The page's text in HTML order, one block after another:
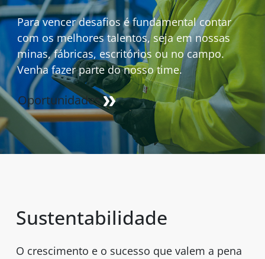
Para vencer desafios é fundamental contar
com os melhores talentos, seja em nossas
minas, fábricas, escritórios ou no campo.
Venha fazer parte do nosso time.
Oportunidades
Sustentabilidade
O crescimento e o sucesso que valem a pena